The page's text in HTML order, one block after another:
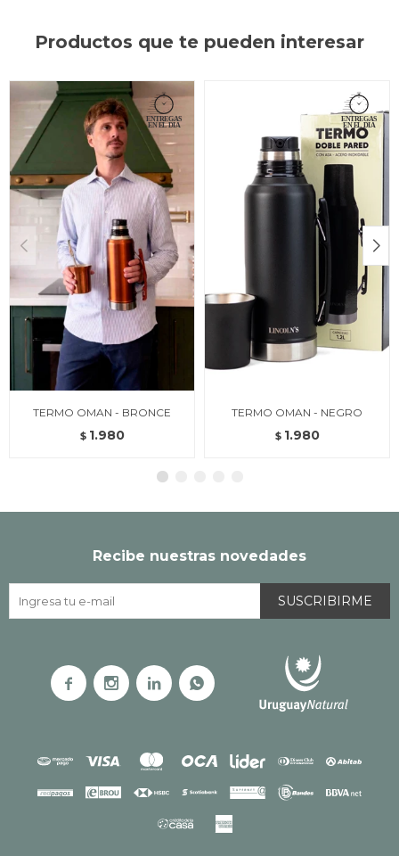
Productos que te pueden interesar
TERMO OMAN - BRONCE
$ 1.980
TERMO OMAN - NEGRO
$ 1.980
Recibe nuestras novedades
SUSCRIBIRME
   